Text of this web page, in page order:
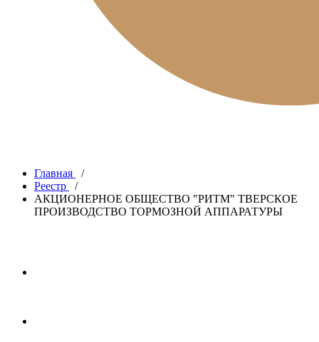
Главная
/
Реестр
/
АКЦИОНЕРНОЕ ОБЩЕСТВО "РИТМ" ТВЕРСКОЕ
ПРОИЗВОДСТВО ТОРМОЗНОЙ АППАРАТУРЫ